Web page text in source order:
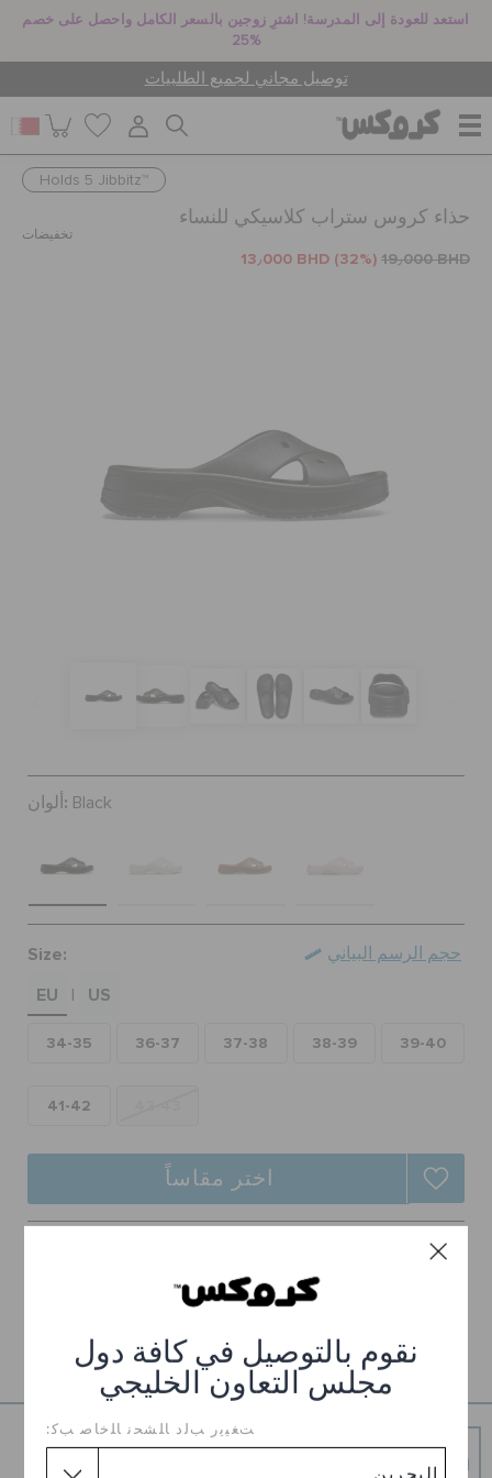
استعد للعودة إلى المدرسة! اشترِ زوجين بالسعر الكامل واحصل على خصم
25%
توصيل مجاني لجميع الطلبيات
نقوم بالتوصيل في كافة دول
مجلس التعاون الخليجي
ﺖﻐﻴﻳﺭ ﺐﻟﺩ ﺎﻠﺸﺤﻧ ﺎﻠﺧﺎﺻ ﺐﻛ:
للرجال
كروكس لمكان العمل
حالة الطلبية
Holds 5 Jibbitz™
حذاء كروس ستراب كلاسيكي للنساء
تخفيضات
13٫000 BHD (32%) 19٫000 BHD
ألوان: Black
Size:
EU
US
34-35 36-37 37-38 38-39 39-40
41-42
حجم الرسم البياني
اختر مقاساً
ارجاع مجاني لجميع الطلبات
تفاصيل المنتج
توصيل مجاني على جميع الطلبيات المدفوعة مقدما